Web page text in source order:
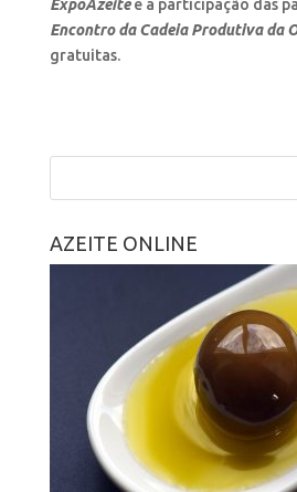
ExpoAzeitee a participação das
Encontro da Cadeia Produtiva da
gratuitas.
AZEITE ONLINE